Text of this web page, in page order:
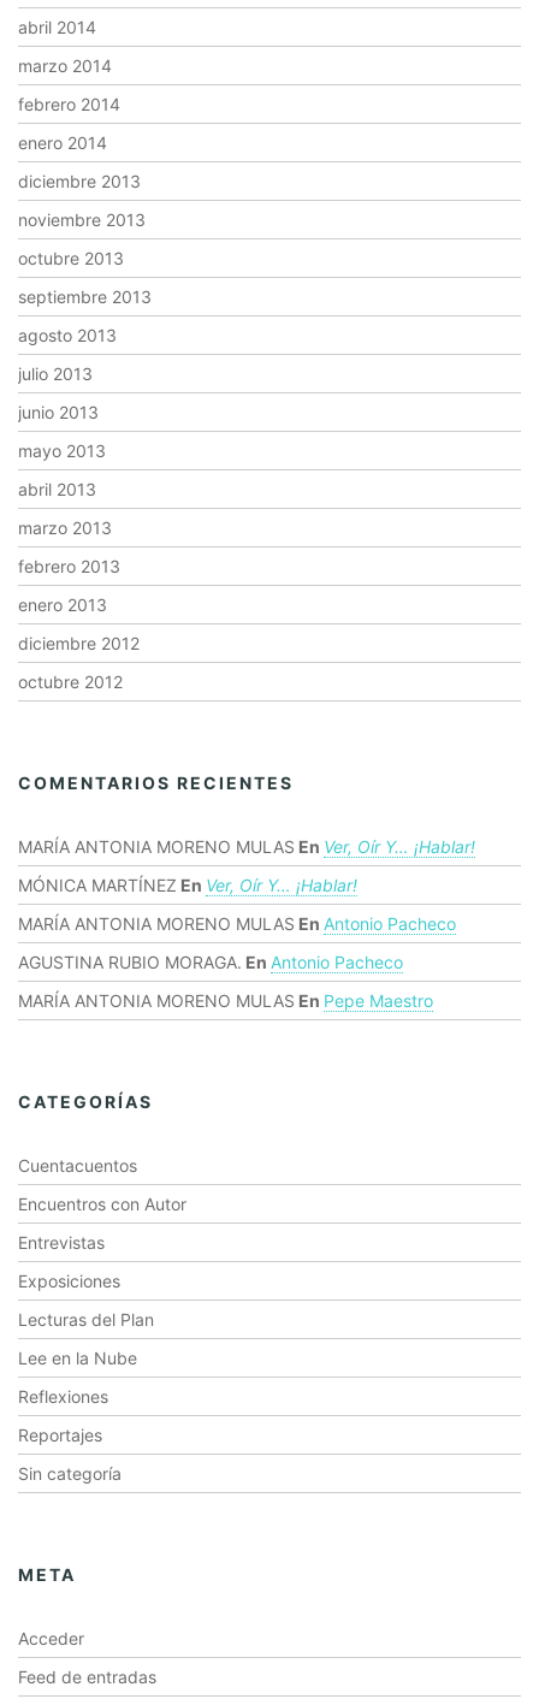
abril 2014
marzo 2014
febrero 2014
enero 2014
diciembre 2013
noviembre 2013
octubre 2013
septiembre 2013
agosto 2013
julio 2013
junio 2013
mayo 2013
abril 2013
marzo 2013
febrero 2013
enero 2013
diciembre 2012
octubre 2012
COMENTARIOS RECIENTES
MARÍA ANTONIA MORENO MULAS En Ver, Oír Y… ¡hablar!
MÓNICA MARTÍNEZ En Ver, Oír Y… ¡hablar!
MARÍA ANTONIA MORENO MULAS En Antonio Pacheco
AGUSTINA RUBIO MORAGA. En Antonio Pacheco
MARÍA ANTONIA MORENO MULAS En Pepe Maestro
CATEGORÍAS
Cuentacuentos
Encuentros con Autor
Entrevistas
Exposiciones
Lecturas del Plan
Lee en la Nube
Reflexiones
Reportajes
Sin categoría
META
Acceder
Feed de entradas